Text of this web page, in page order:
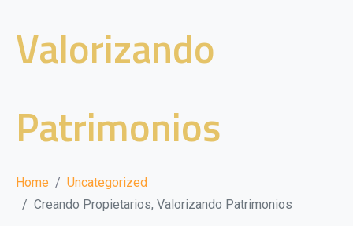
Valorizando
Patrimonios
Home
Uncategorized
Creando Propietarios, Valorizando Patrimonios